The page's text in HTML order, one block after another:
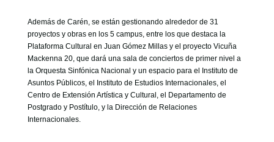
Además de Carén, se están gestionando alrededor de 31
proyectos y obras en los 5 campus, entre los que destaca la
Plataforma Cultural en Juan Gómez Millas y el proyecto Vicuña
Mackenna 20, que dará una sala de conciertos de primer nivel a
la Orquesta Sinfónica Nacional y un espacio para el Instituto de
Asuntos Públicos, el Instituto de Estudios Internacionales, el
Centro de Extensión Artística y Cultural, el Departamento de
Postgrado y Postítulo, y la Dirección de Relaciones
Internacionales.